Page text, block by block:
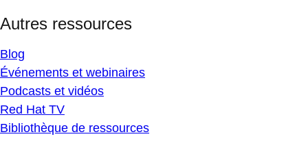
Autres ressources
Blog
Événements et webinaires
Podcasts et vidéos
Red Hat TV
Bibliothèque de ressources